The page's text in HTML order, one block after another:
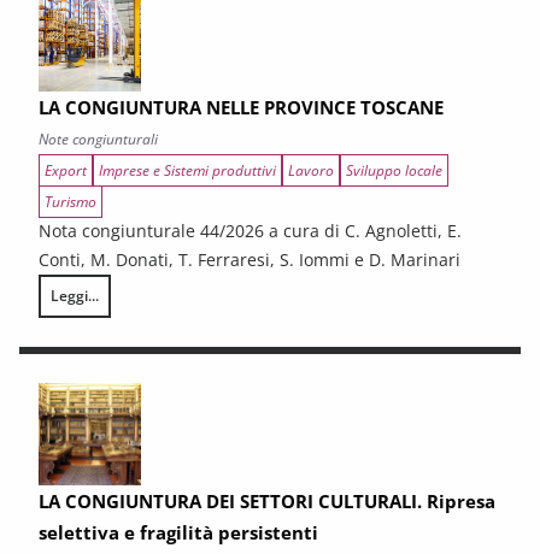
LA CONGIUNTURA NELLE PROVINCE TOSCANE
Note congiunturali
Export Imprese e Sistemi produttivi Lavoro Sviluppo locale
Turismo
Nota congiunturale 44/2026 a cura di C. Agnoletti, E.
Conti, M. Donati, T. Ferraresi, S. Iommi e D. Marinari
Leggi...
LA CONGIUNTURA NELLE PROVINCE TOSCANE
LA CONGIUNTURA DEI SETTORI CULTURALI. Ripresa
selettiva e fragilità persistenti